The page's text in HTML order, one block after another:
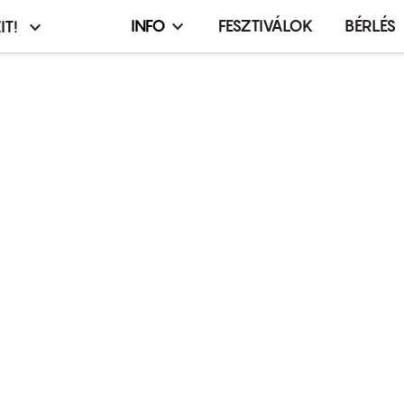
Infó,
INFO FESZTIVÁLOK BÉRLÉS